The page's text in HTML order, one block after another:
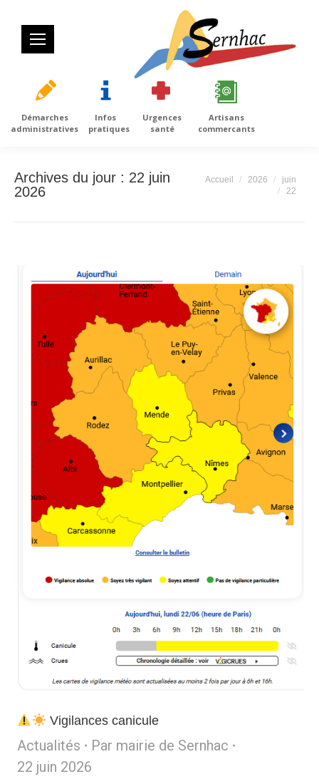
Démarches
administratives
Infos
pratiques
Urgences
santé
Artisans
commercants
Archives du jour : 22 juin
2026
Vous êtes ici :
Accueil 2026
juin
22
Vigilances canicule
Actualités Par mairie de Sernhac
22 juin 2026